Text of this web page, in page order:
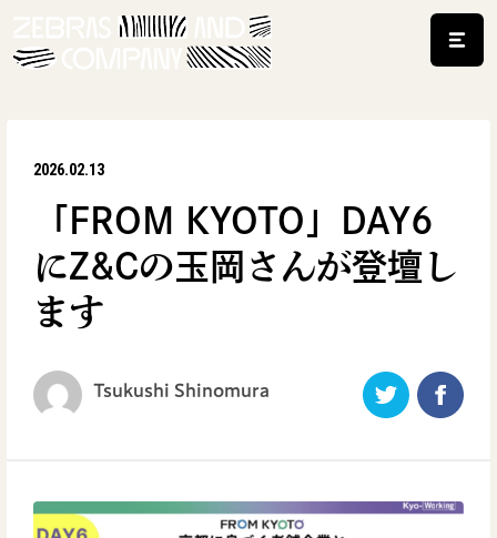
2026.02.13
「FROM KYOTO」DAY6
にZ&Cの玉岡さんが登壇し
ます
Tsukushi Shinomura